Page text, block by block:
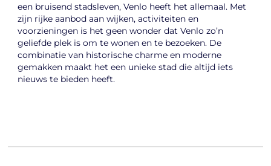
een bruisend stadsleven, Venlo heeft het allemaal. Met
zijn rijke aanbod aan wijken, activiteiten en
voorzieningen is het geen wonder dat Venlo zo’n
geliefde plek is om te wonen en te bezoeken. De
combinatie van historische charme en moderne
gemakken maakt het een unieke stad die altijd iets
nieuws te bieden heeft.